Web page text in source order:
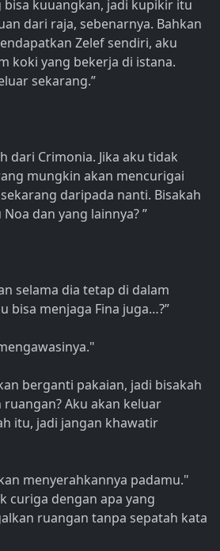
bisa kuuangkan, jadi kupikir itu
dari raja, sebenarnya. Bahkan
Zelef sendiri, aku
koki yang bekerja di istana.
sekarang.”
dari Crimonia. Jika aku tidak
mungkin akan mencurigai
daripada nanti. Bisakah
dan yang lainnya? ”
selama dia tetap di dalam
bisa menjaga Fina juga…?”
berganti pakaian, jadi bisakah
Aku akan keluar
itu, jadi jangan khawatir
menyerahkannya padamu."
curiga dengan apa yang
ruangan tanpa sepatah kata